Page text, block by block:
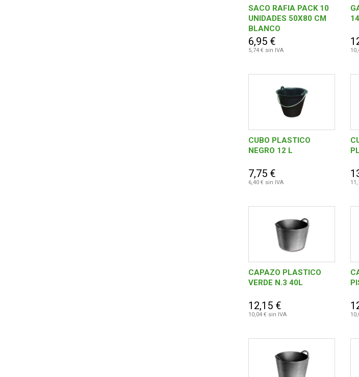
SACO RAFIA PACK 10
UNIDADES 50X80 CM
BLANCO
6,95 €
5,74 € sin IVA
CUBO PLASTICO
NEGRO 12 L
7,75 €
6,40 € sin IVA
CAPAZO PLASTICO
VERDE N.3 40L
12,15 €
10,04 € sin IVA